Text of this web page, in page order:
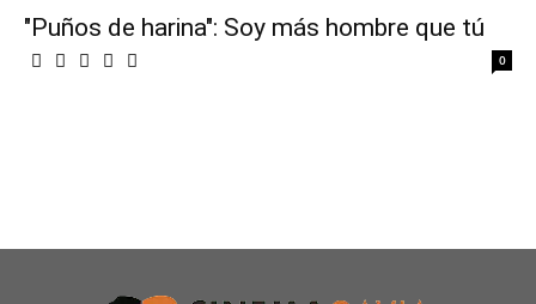
"Puños de harina": Soy más hombre que tú
0